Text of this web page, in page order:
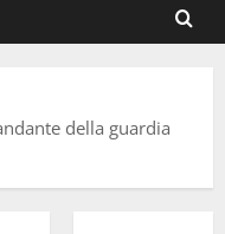
della guardia